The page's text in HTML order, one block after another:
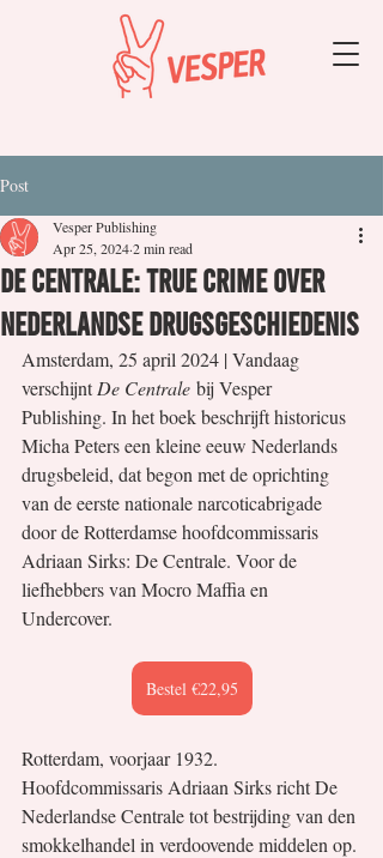
Post
De Centrale: true crime over
Nederlandse drugsgeschiedenis
Vesper Publishing
Apr 25, 20242 min read
Amsterdam, 25 april 2024 | Vandaag
verschijnt De Centrale bij Vesper
Publishing. In het boek beschrijft historicus
Micha Peters een kleine eeuw Nederlands
drugsbeleid, dat begon met de oprichting
van de eerste nationale narcoticabrigade
door de Rotterdamse hoofdcommissaris
Adriaan Sirks: De Centrale. Voor de
liefhebbers van Mocro Maffia en
Undercover.
Bestel €22,95
Rotterdam, voorjaar 1932.
Hoofdcommissaris Adriaan Sirks richt De
Nederlandse Centrale tot bestrijding van den
smokkelhandel in verdoovende middelen op.